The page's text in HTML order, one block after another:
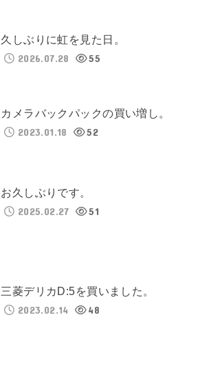
久しぶりに虹を見た日。
2026.07.28
55
カメラバックパックの買い増し。
2023.01.18
52
お久しぶりです。
2025.02.27
51
三菱デリカD:5を買いました。
2023.02.14
48